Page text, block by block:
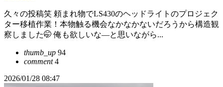
久々の投稿笑 頼まれ物でLS430のヘッドライトのプロジェク
ター移植作業！本物触る機会なかなかないだろうから構造観
察しました🤭 俺も欲しいな―と思いながら...
thumb_up 94
comment4
2026/01/28 08:47